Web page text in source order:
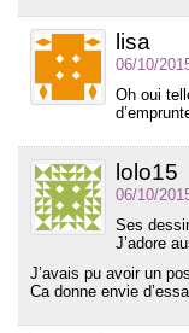
lisa
06/10/
Oh oui
lolo15
06/10/
Ses
J’adore
J’avais pu avoir un
Ca donne envie